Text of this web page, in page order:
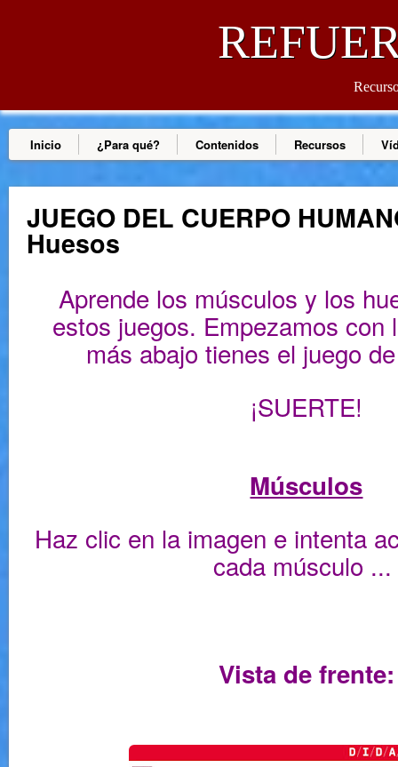
Inicio ¿Para qué? Contenidos Recursos
JUEGO DEL CUERPO
Huesos
Aprende los músculos y los
estos juegos. Empezamos con
más abajo tienes el juego
¡SUERTE!
Músculos
Haz clic en la imagen e intenta
cada músculo
Vista de frente: